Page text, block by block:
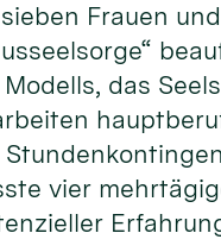
Frauen
das
vier